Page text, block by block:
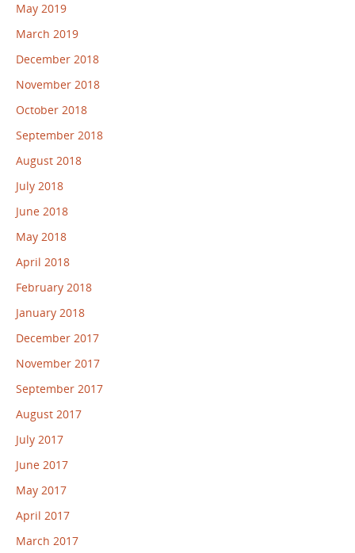
May 2019
March 2019
December 2018
November 2018
October 2018
September 2018
August 2018
July 2018
June 2018
May 2018
April 2018
February 2018
January 2018
December 2017
November 2017
September 2017
August 2017
July 2017
June 2017
May 2017
April 2017
March 2017